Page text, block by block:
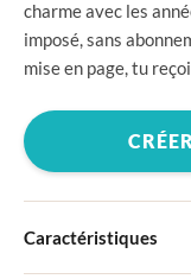
charme avec les
imposé, sans
mise en page, tu
Caractéristiques